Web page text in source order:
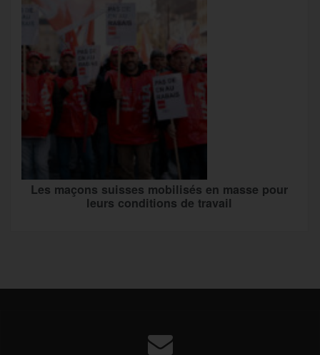
Les maçons suisses mobilisés en masse pour
leurs conditions de travail